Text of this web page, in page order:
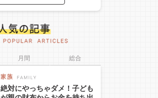
月間 総合
絶対にやっちゃダメ！子ども